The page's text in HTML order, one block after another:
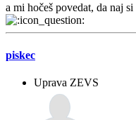
a mi hočeš povedat, da naj
piskec
Uprava ZEVS